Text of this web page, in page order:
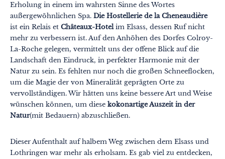
Erholung in einem im wahrsten Sinne des Wortes
außergewöhnlichen Spa. Die Hostellerie de la Cheneaudière
ist ein Relais et Châteaux-Hotelim Elsass, dessen Ruf nicht
mehr zu verbessern ist. Auf den Anhöhen des Dorfes Colroy-
La-Roche gelegen, vermittelt uns der offene Blick auf die
Landschaft den Eindruck, in perfekter Harmonie mit der
Natur zu sein. Es fehlten nur noch die großen Schneeflocken,
um die Magie der von Mineralität geprägten Orte zu
vervollständigen. Wir hätten uns keine bessere Art und Weise
wünschen können, um diese kokonartige Auszeit in der
Natur(mit Bedauern) abzuschließen.
Dieser Aufenthalt auf halbem Weg zwischen dem Elsass und
Lothringen war mehr als erholsam. Es gab viel zu entdecken,